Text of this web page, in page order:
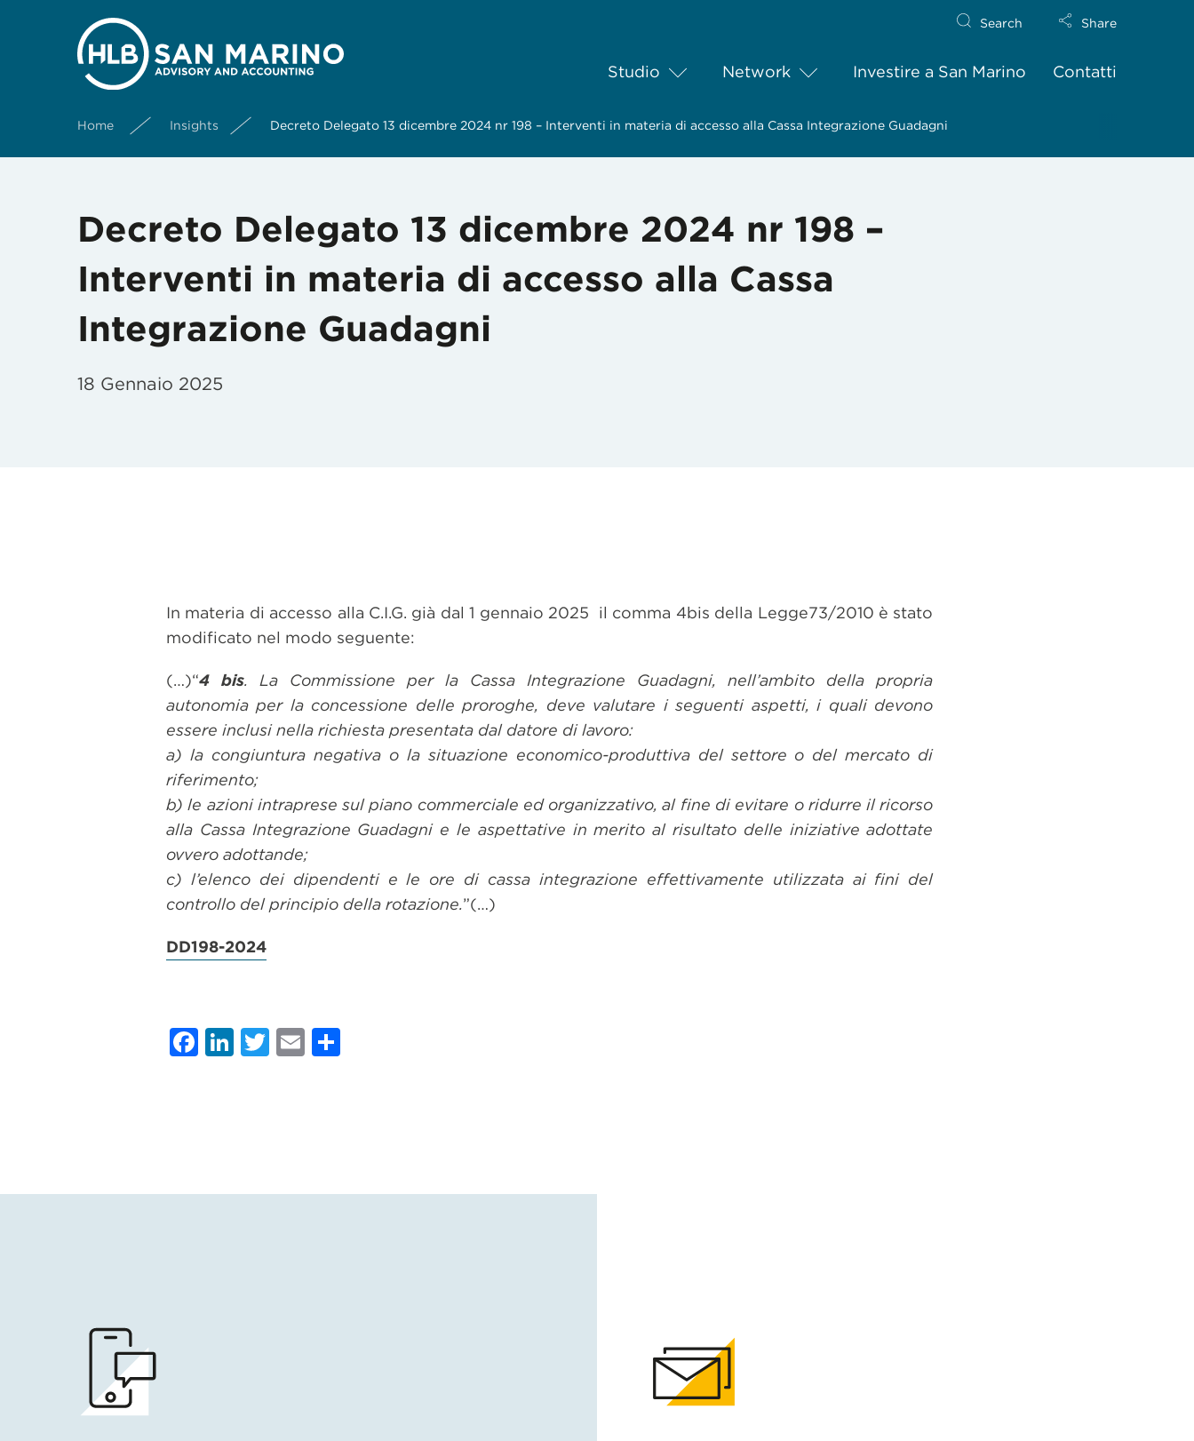
Studio Network Investire a San Marino Contatti
Search Share
Home Insights Decreto Delegato 13 dicembre 2024 nr 198 – Interventi in materia di accesso alla Cassa Integrazione Guadagni
Decreto Delegato 13 dicembre 2024 nr 198 –
Interventi in materia di accesso alla Cassa
Integrazione Guadagni
18 Gennaio 2025
In materia di accesso alla C.I.G. già dal 1 gennaio 2025 il comma 4bis della Legge73/2010 è stato
modificato nel modo seguente:
(…)“4 bis. La Commissione per la Cassa Integrazione Guadagni, nell’ambito della propria
autonomia per la concessione delle proroghe, deve valutare i seguenti aspetti, i quali devono
essere inclusi nella richiesta presentata dal datore di lavoro:
a) la congiuntura negativa o la situazione economico-produttiva del settore o del mercato di
riferimento;
b) le azioni intraprese sul piano commerciale ed organizzativo, al fine di evitare o ridurre il ricorso
alla Cassa Integrazione Guadagni e le aspettative in merito al risultato delle iniziative adottate
ovvero adottande;
c) l’elenco dei dipendenti e le ore di cassa integrazione effettivamente utilizzata ai fini del
controllo del principio della rotazione.”(…)
DD198-2024
Facebook
LinkedIn
Twitter
Email